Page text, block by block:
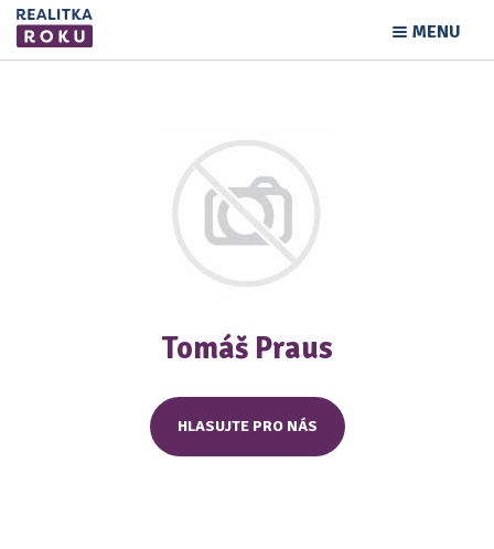
MENU
Tomáš Praus
HLASUJTE PRO NÁS